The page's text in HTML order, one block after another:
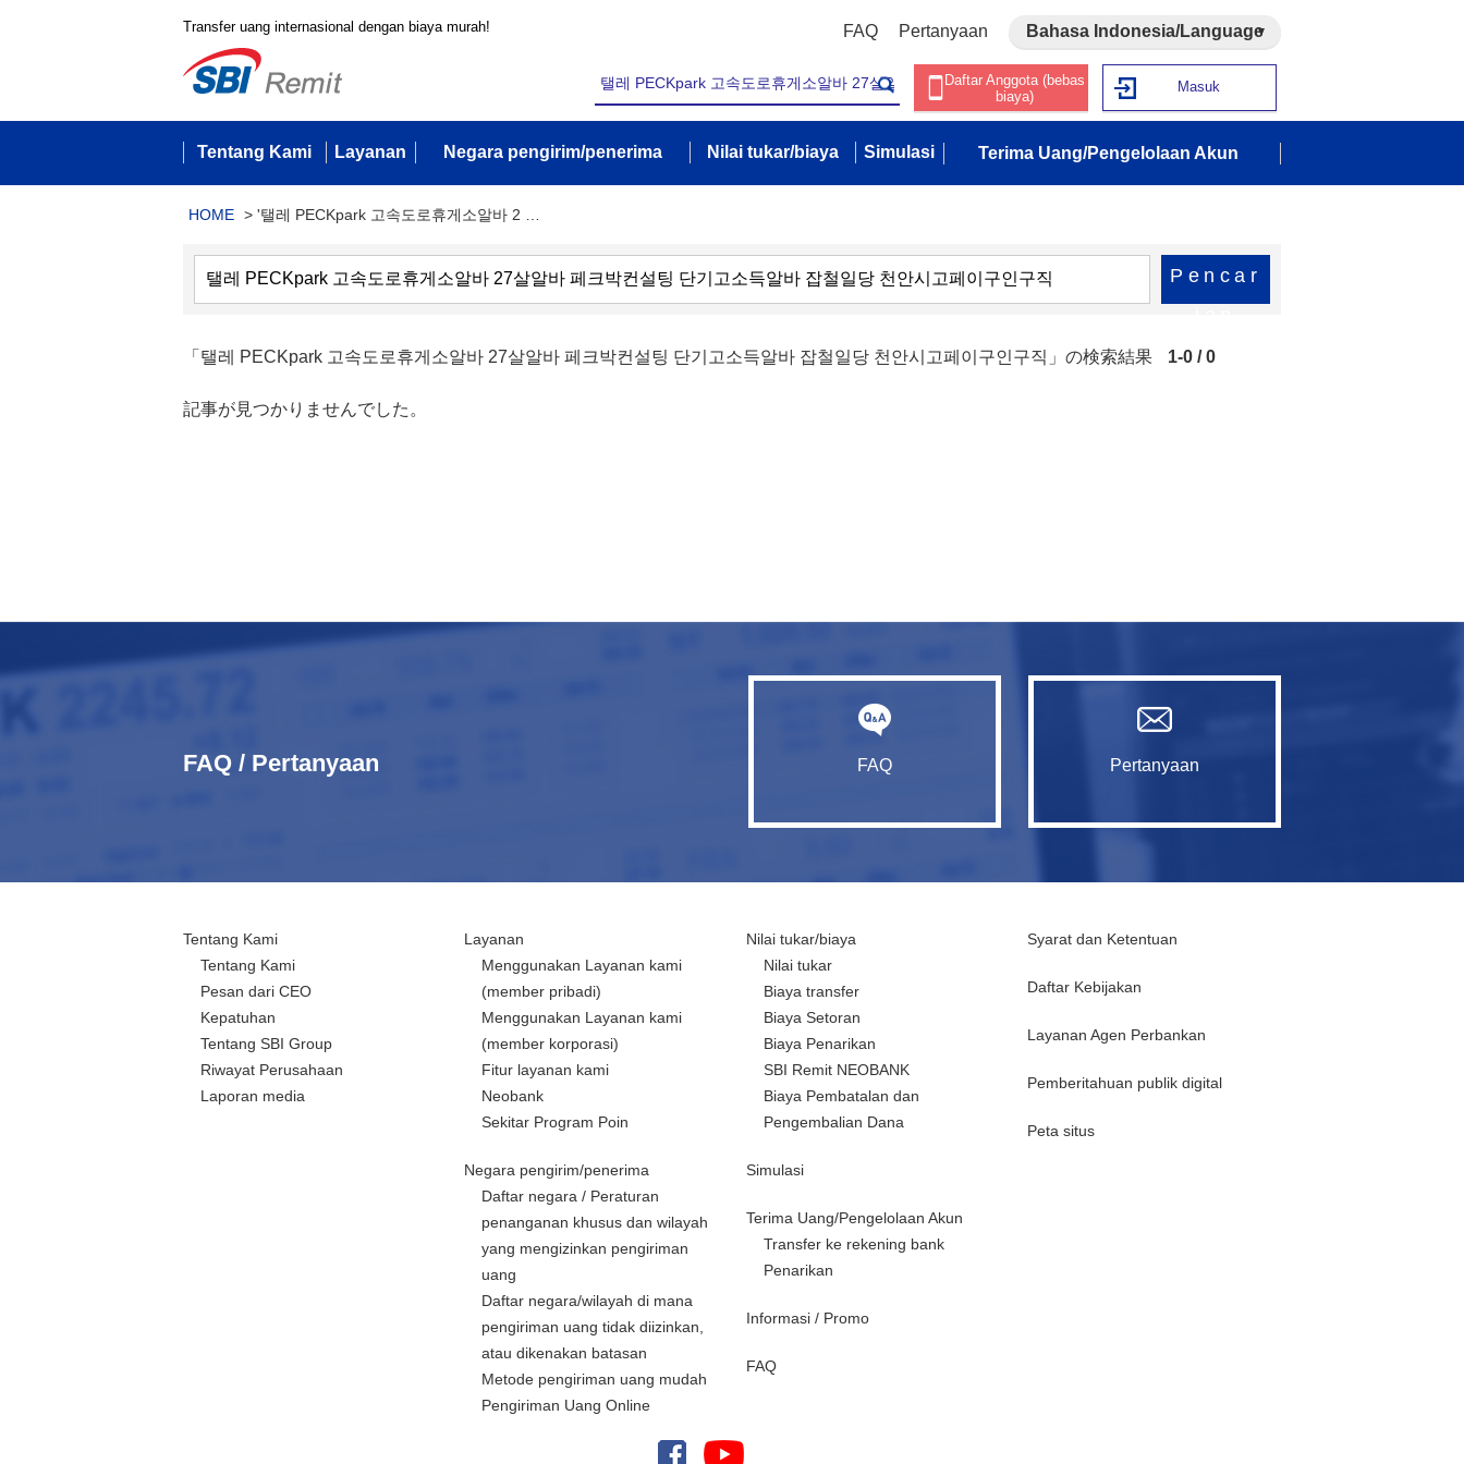
Transfer uang internasional dengan biaya murah! FAQ Pertanyaan Bahasa Indonesia/Language
Daftar Anggota (bebas
biaya)
Masuk
Tentang Kami Layanan Negara pengirim/penerima Nilai tukar/biaya Simulasi Terima Uang/Pengelolaan Akun
HOME > '탤레 PECKpark 고속도로휴게소알바 2 …
Pencar
「탤레 PECKpark 고속도로휴게소알바 27살알바 페크박컨설팅 단기고소득알바 잡철일당 천안시고페이구인구직」の検索結果 1-0 / 0
記事が見つかりませんでした。
FAQ / Pertanyaan FAQ Pertanyaan
Tentang Kami
Tentang Kami
Pesan dari CEO
Kepatuhan
Tentang SBI Group
Riwayat Perusahaan
Laporan media
Layanan
Menggunakan Layanan kami
(member pribadi)
Menggunakan Layanan kami
(member korporasi)
Fitur layanan kami
Neobank
Sekitar Program Poin
Negara pengirim/penerima
Daftar negara / Peraturan
penanganan khusus dan wilayah
yang mengizinkan pengiriman
uang
Daftar negara/wilayah di mana
pengiriman uang tidak diizinkan,
atau dikenakan batasan
Metode pengiriman uang mudah
Pengiriman Uang Online
Nilai tukar/biaya
Nilai tukar
Biaya transfer
Biaya Setoran
Biaya Penarikan
SBI Remit NEOBANK
Biaya Pembatalan dan
Pengembalian Dana
Simulasi
Terima Uang/Pengelolaan Akun
Transfer ke rekening bank
Penarikan
Informasi / Promo
FAQ
Syarat dan Ketentuan
Daftar Kebijakan
Layanan Agen Perbankan
Pemberitahuan publik digital
Peta situs